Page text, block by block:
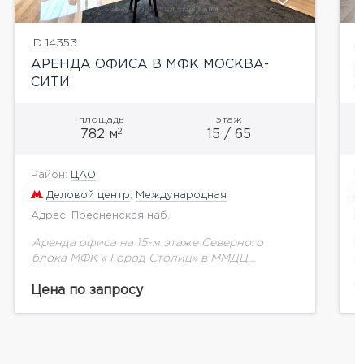
ID 14353
АРЕНДА ОФИСА В МФК МОСКВА-
СИТИ
площадь
782 м2
этаж
15 / 65
Район: ЦАО
Деловой центр Международная
Адрес: Пресненская наб.
Аренда офиса на 15-м этаже Северного
блока МФК « Город Столиц» в ММДЦ
Кабинетная планировка, отделка класса
Цена по запросу